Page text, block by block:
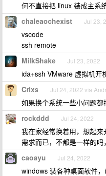
何不直接把 linux 装成主系
chaleaochexist Jul 23,
vscode
ssh remote
MilkShake Jul 23, 2022
ida+ssh VMware 虚拟机开
Crixs Jul 24, 2022 via
如果换个系统一些小问题
rockddd Jul 24, 2022
我在家经常换着用，想起
需求而已，不都是一样的吗
caoayu Jul 24, 2022
windows 装各种桌面软件